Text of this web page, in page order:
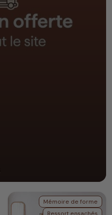
Mémoire de forme
Ressort ensachés